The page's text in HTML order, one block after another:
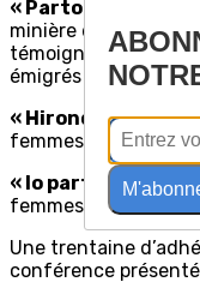
« Partono gli
minière de
témoigner des
émigrés italiens.
« Hirondelle légère
femmes de la vallée
« Io parto per
femmes
Une trentaine
conférence